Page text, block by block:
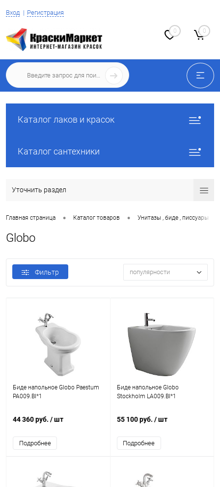
Вход Регистрация
0 0
Каталог лаков и красок
Каталог сантехники
Уточнить раздел
Главная страница • Каталог товаров • Унитазы , биде , писсуары
Globo
Фильтр популярности
Биде напольное Globo Paestum
PA009.BI*1
44 360 руб. / шт
Подробнее
Биде напольное Globo
Stockholm LA009.BI*1
55 100 руб. / шт
Подробнее